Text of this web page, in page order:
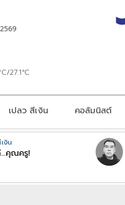
27.1°C
เปลว สีเงิน คอลัมนิสต์
งิน
คุณครู!